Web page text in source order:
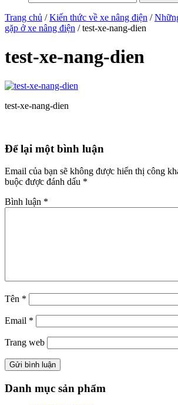
Trang chủ /Kiến thức về xe nâng điện /
gặp ở xe nâng điện / test-xe-nang-dien
test-xe-nang-dien
test-xe-nang-dien
Để lại một bình luận
Email của bạn sẽ không được hiển thị công
buộc được đánh dấu *
Bình luận *
Tên *
Email *
Trang web
Danh mục sản phẩm